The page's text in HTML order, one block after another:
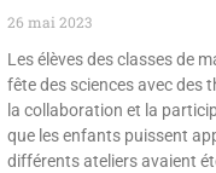
26 mai 2023
Les élèves des classes de
fête des sciences avec des
la collaboration et la
que les enfants puissent
différents ateliers avaient